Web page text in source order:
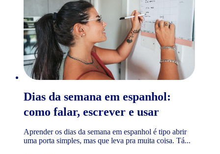
Dias da semana em espanhol:
como falar, escrever e usar
Aprender os dias da semana em espanhol é tipo abrir
uma porta simples, mas que leva pra muita coisa. Tá...